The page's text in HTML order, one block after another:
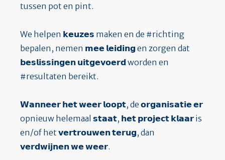
tussen pot en pint.
We helpen 𝗸𝗲𝘂𝘇𝗲𝘀 maken en de #richting
bepalen, nemen 𝗺𝗲𝗲 𝗹𝗲𝗶𝗱𝗶𝗻𝗴 en zorgen dat
𝗯𝗲𝘀𝗹𝗶𝘀𝘀𝗶𝗻𝗴𝗲𝗻 𝘂𝗶𝘁𝗴𝗲𝘃𝗼𝗲𝗿𝗱 worden en
#resultaten bereikt.
𝗪𝗮𝗻𝗻𝗲𝗲𝗿 𝗵𝗲𝘁 𝘄𝗲𝗲𝗿 𝗹𝗼𝗼𝗽𝘁, de 𝗼𝗿𝗴𝗮𝗻𝗶𝘀𝗮𝘁𝗶𝗲 𝗲𝗿
opnieuw helemaal 𝘀𝘁𝗮𝗮𝘁, 𝗵𝗲𝘁 𝗽𝗿𝗼𝗷𝗲𝗰𝘁 𝗸𝗹𝗮𝗮𝗿 is
en/of het 𝘃𝗲𝗿𝘁𝗿𝗼𝘂𝘄𝗲𝗻 𝘁𝗲𝗿𝘂𝗴, dan
𝘃𝗲𝗿𝗱𝘄𝗶𝗷𝗻𝗲𝗻 𝘄𝗲 𝘄𝗲𝗲𝗿.